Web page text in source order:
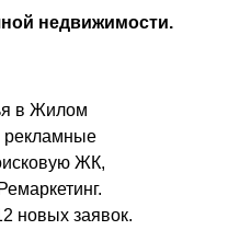
недвижимости.
в Жилом
рекламные
ЖК,
новых заявок.